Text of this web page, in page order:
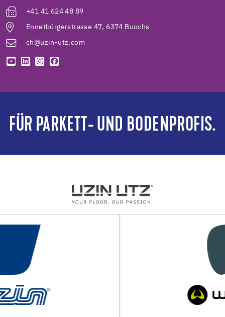
+41 41 624 48 89
Ennetbürgerstrasse 47, 6374 Buochs
ch@uzin-utz.com
FÜR PARKETT- UND BODENPROFIS.